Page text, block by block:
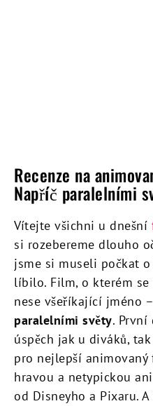
Recenze na
Napříč paralelními
Vítejte všichni u dnešní
si rozebereme dlouho
jsme si museli počkat
líbilo. Film, o kterém
nese všeříkající jméno –
paralelními světy. První
úspěch jak u diváků,
pro nejlepší
hravou a netypickou
od Disneyho a Pixaru.